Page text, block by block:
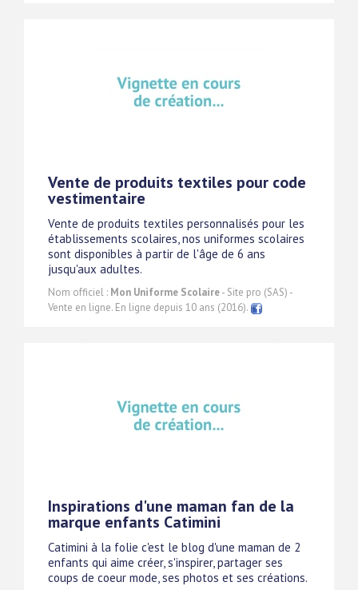
Vente de produits textiles pour code
vestimentaire
Vente de produits textiles personnalisés pour les
établissements scolaires, nos uniformes scolaires
sont disponibles à partir de l'âge de 6 ans
jusqu'aux adultes.
Nom officiel : Mon Uniforme Scolaire- Site pro (SAS) -
Vente en ligne. En ligne depuis 10 ans (2016).
Inspirations d'une maman fan de la
marque enfants Catimini
Catimini à la folie c'est le blog d'une maman de 2
enfants qui aime créer, s'inspirer, partager ses
coups de coeur mode, ses photos et ses créations.